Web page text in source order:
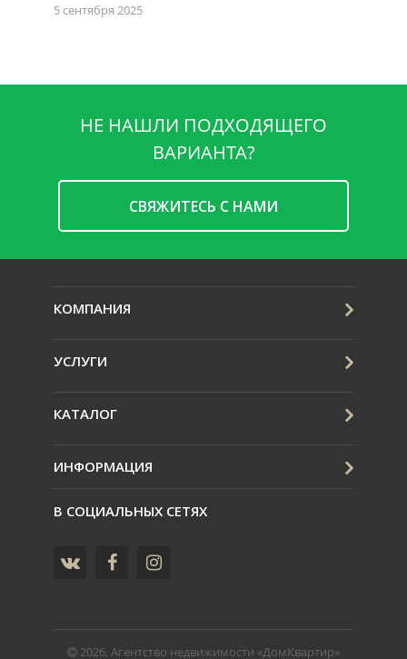
5 сентября 2025
НЕ НАШЛИ ПОДХОДЯЩЕГО
ВАРИАНТА?
CВЯЖИТЕСЬ С НАМИ
КОМПАНИЯ
УСЛУГИ
КАТАЛОГ
ИНФОРМАЦИЯ
В СОЦИАЛЬНЫХ СЕТЯХ
2026, Агентство недвижимости «ДомКвартир»